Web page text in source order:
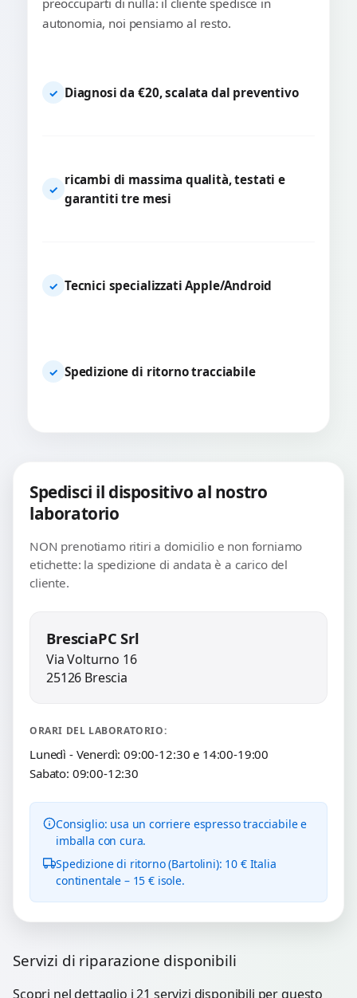
preoccuparti di nulla: il cliente spedisce in
autonomia, noi pensiamo al resto.
✓ Diagnosi da €20, scalata dal preventivo
✓
ricambi di massima qualità, testati e
garantiti tre mesi
✓ Tecnici specializzati Apple/Android
✓ Spedizione di ritorno tracciabile
Spedisci il dispositivo al nostro
laboratorio
NON prenotiamo ritiri a domicilio e non forniamo
etichette: la spedizione di andata è a carico del
cliente.
BresciaPC Srl
Via Volturno 16
25126 Brescia
ORARI DEL LABORATORIO:
Lunedì - Venerdì: 09:00-12:30 e 14:00-19:00
Sabato: 09:00-12:30
Consiglio: usa un corriere espresso tracciabile e
imballa con cura.
Spedizione di ritorno (Bartolini): 10 € Italia
continentale – 15 € isole.
Servizi di riparazione disponibili
Scopri nel dettaglio i 21 servizi disponibili per questo